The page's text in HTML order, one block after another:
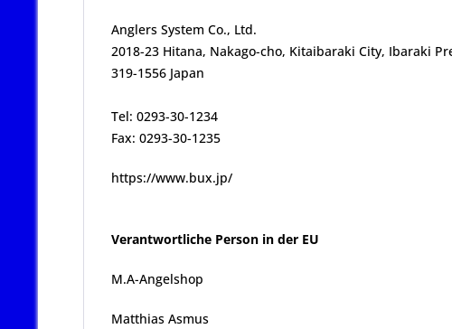
Anglers System Co., Ltd.
2018-23 Hitana, Nakago-cho, Kitaibaraki City, Ibaraki
319-1556 Japan
Tel: 0293-30-1234
Fax: 0293-30-1235
https://www.bux.jp/
Verantwortliche Person in der EU
M.A-Angelshop
Matthias Asmus